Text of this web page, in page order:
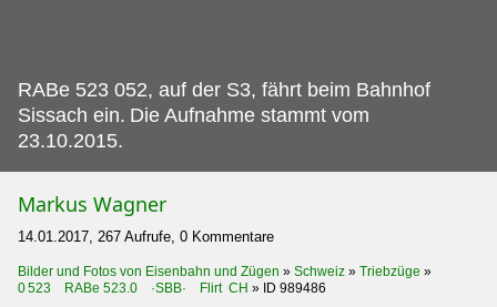
RABe 523 052, auf der S3, fährt beim Bahnhof
Sissach ein. Die Aufnahme stammt vom
23.10.2015.
Markus Wagner
14.01.2017, 267 Aufrufe, 0 Kommentare
Bilder und Fotos von Eisenbahn und Zügen » Schweiz » Triebzüge »
0 523 RABe 523.0 ·SBB· Flirt CH » ID 989486